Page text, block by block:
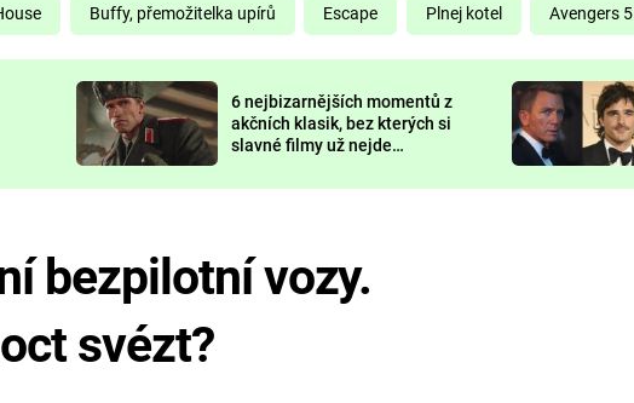
DELIVERANCE
CHUCK
NORRIS
DEADPOOL
Buffy, přemožitelka upírů Escape Plnej kotel Avengers 5
6 nejbizarnějších momentů z
akčních klasik, bez kterých si
slavné filmy už nejde
bezpilotní vozy.
svézt?